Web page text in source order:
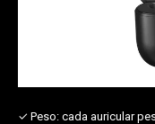
✓ Peso: cada auricular